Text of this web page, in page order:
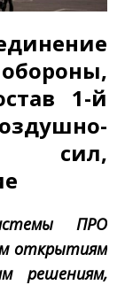
1-й
сил,
ПРО
открытиям
решениям,